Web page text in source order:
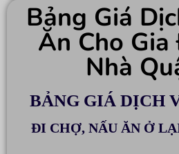
Bảng Giá
Ăn Cho
Nhà
BẢNG GIÁ DỊCH
ĐI CHỢ, NẤU ĂN Ở